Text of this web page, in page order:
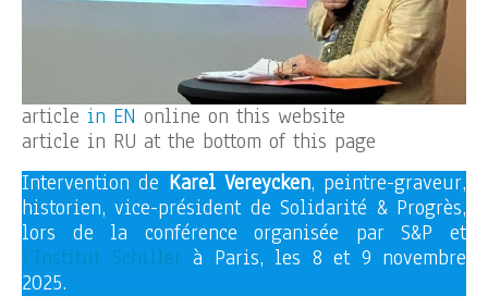
article in EN online on this website
article in RU at the bottom of this page
Intervention de Karel Vereycken, peintre-graveur,
historien, vice-président de Solidarité & Progrès,
lors de la conférence organisée par S&P et
l’Institut Schiller à Paris, les 8 et 9 novembre
2025.